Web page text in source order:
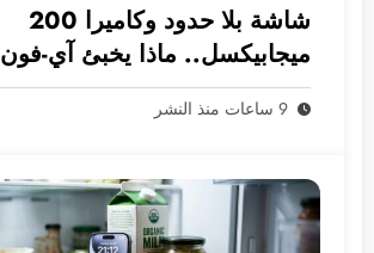
شاشة بلا حدود وكاميرا 200
ميجابيكسل.. ماذا يخبئ آي-فون
2028؟
9 ساعات منذ النشر